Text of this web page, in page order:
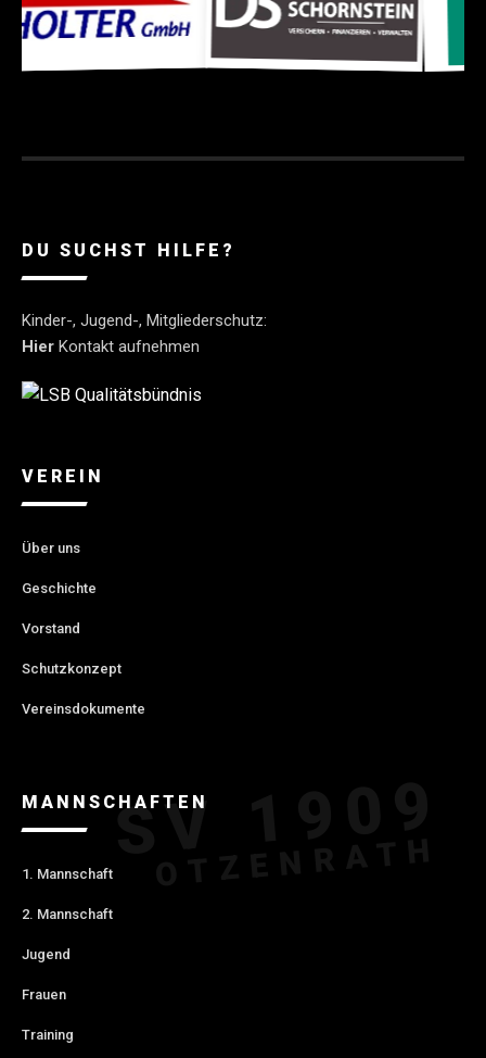
DU SUCHST HILFE?
Kinder-, Jugend-, Mitgliederschutz:
Hier Kontakt aufnehmen
VEREIN
Über uns
Geschichte
Vorstand
Schutzkonzept
Vereinsdokumente
MANNSCHAFTEN
1. Mannschaft
2. Mannschaft
Jugend
Frauen
Training